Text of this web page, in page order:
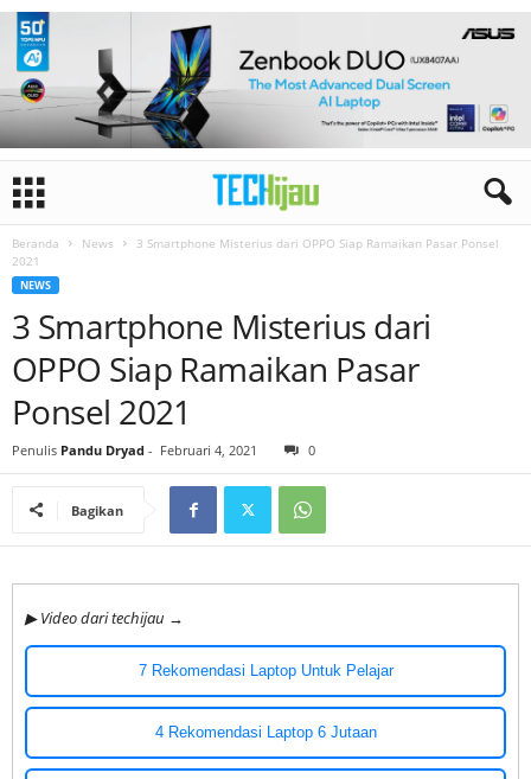
Beranda News
3 Smartphone Misterius dari OPPO Siap Ramaikan Pasar Ponsel
2021
NEWS
3 Smartphone Misterius dari
OPPO Siap Ramaikan Pasar
Ponsel 2021
Penulis Pandu Dryad - Februari 4, 2021 0
Bagikan
▶ Video dari techijau →
7 Rekomendasi Laptop Untuk Pelajar
4 Rekomendasi Laptop 6 Jutaan